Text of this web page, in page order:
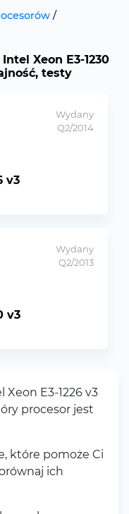
/
Xeon E3-1230
testy
Wydany
Q2/2014
v3
Wydany
Q2/2013
v3
E3-1226 v3
procesor jest
które pomoże Ci
ich